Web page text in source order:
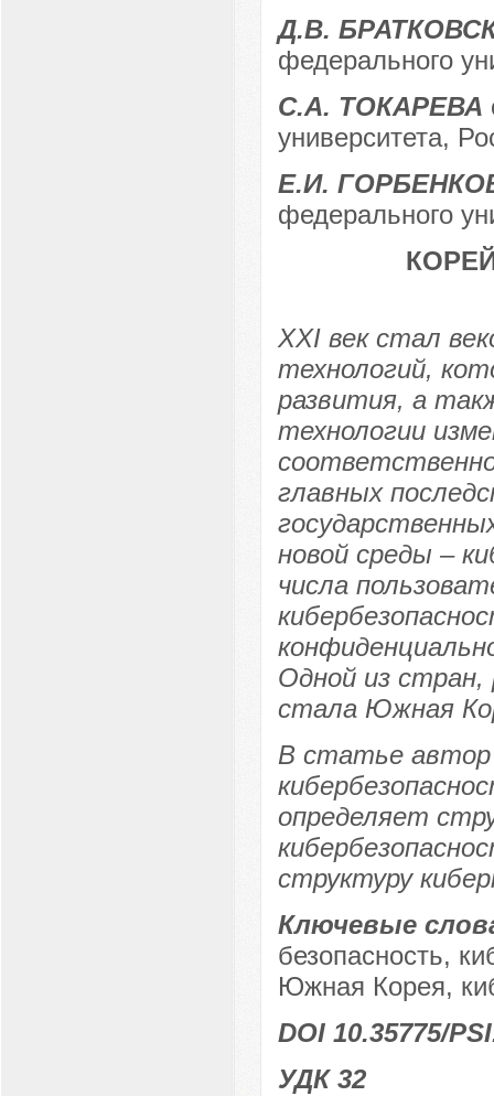
Д.В.
федерального
С.А. ТОКАРЕВА
университета,
Е.И.
федерального
XXI век стал
технологий,
развития, а
технологии
главных
новой среды –
числа
Одной из стран,
стала Южная
В статье автор
определяет
структуру
Ключевые
безопасность,
Южная Корея,
DOI 10.35775/
УДК 32